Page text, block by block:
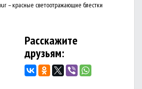
– красные светоотражающие блестки
Расскажите
друзьям: